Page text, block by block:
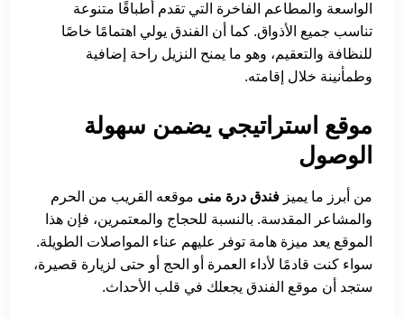
الواسعة والمطاعم الفاخرة التي تقدم أطباقًا متنوعة
تناسب جميع الأذواق. كما أن الفندق يولي اهتمامًا خاصًا
للنظافة والتعقيم، وهو ما يمنح النزيل راحة إضافية
وطمأنينة خلال إقامته.
موقع استراتيجي يضمن سهولة
الوصول
من أبرز ما يميز فندق درة منى موقعه القريب من الحرم
والمشاعر المقدسة. بالنسبة للحجاج والمعتمرين، فإن هذا
الموقع يعد ميزة هامة توفر عليهم عناء المواصلات الطويلة.
سواء كنت قادمًا لأداء العمرة أو الحج أو حتى لزيارة قصيرة،
ستجد أن موقع الفندق يجعلك في قلب الأحداث.